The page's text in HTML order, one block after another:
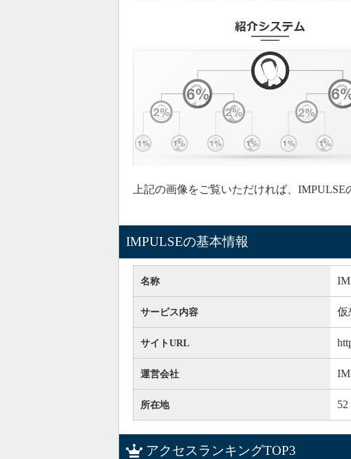
上記の画像をご覧いただければ、
IMPULSEの基本情報
名称
サービス内容 仮
サイトURL
運営会社
所在地
アクセスランキングTOP3